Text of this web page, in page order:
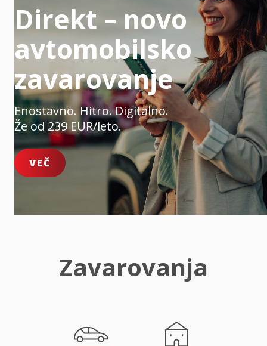
Direkt – novo
avtomobilsko
zavarovanje
Enostavno. Hitro. Digitalno.
Že od 239 EUR/leto.
VEČ
Zavarovanja